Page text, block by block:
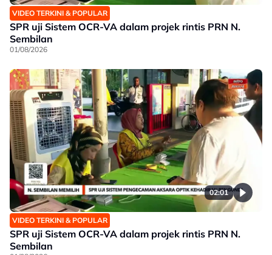
VIDEO TERKINI & POPULAR
SPR uji Sistem OCR-VA dalam projek rintis PRN N.
Sembilan
01/08/2026
02:01
VIDEO TERKINI & POPULAR
SPR uji Sistem OCR-VA dalam projek rintis PRN N.
Sembilan